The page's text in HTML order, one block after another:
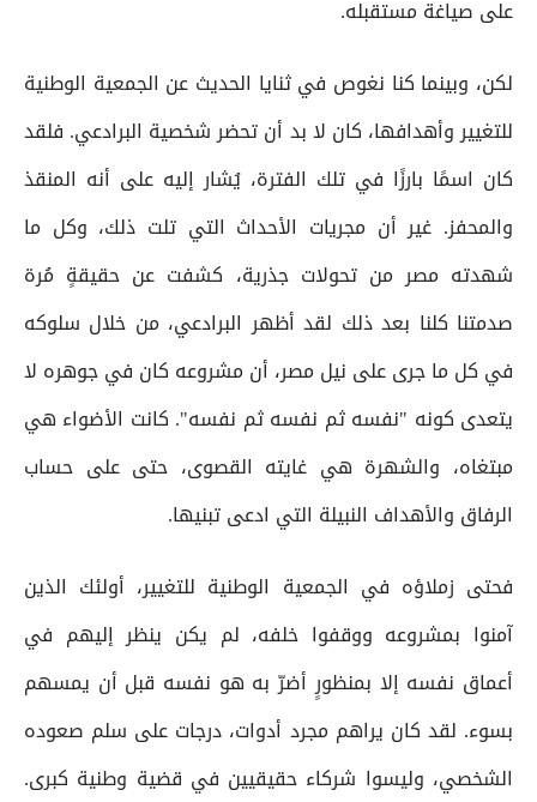
على صياغة مستقبله.
لكن، وبينما كنا نغوص في ثنايا الحديث عن الجمعية الوطنية
للتغيير وأهدافها، كان لا بد أن تحضر شخصية البرادعي. فلقد
كان اسمًا بارزًا في تلك الفترة، يُشار إليه على أنه المنقذ
والمحفز. غير أن مجريات الأحداث التي تلت ذلك، وكل ما
شهدته مصر من تحولات جذرية، كشفت عن حقيقةٍ مُرة
صدمتنا كلنا بعد ذلك لقد أظهر البرادعي، من خلال سلوكه
في كل ما جرى على نيل مصر، أن مشروعه كان في جوهره لا
يتعدى كونه "نفسه ثم نفسه ثم نفسه". كانت الأضواء هي
مبتغاه، والشهرة هي غايته القصوى، حتى على حساب
الرفاق والأهداف النبيلة التي ادعى تبنيها.
فحتى زملاؤه في الجمعية الوطنية للتغيير، أولئك الذين
آمنوا بمشروعه ووقفوا خلفه، لم يكن ينظر إليهم في
أعماق نفسه إلا بمنظورٍ أضرّ به هو نفسه قبل أن يمسهم
بسوء. لقد كان يراهم مجرد أدوات، درجات على سلم صعوده
الشخصي، وليسوا شركاء حقيقيين في قضية وطنية كبرى.